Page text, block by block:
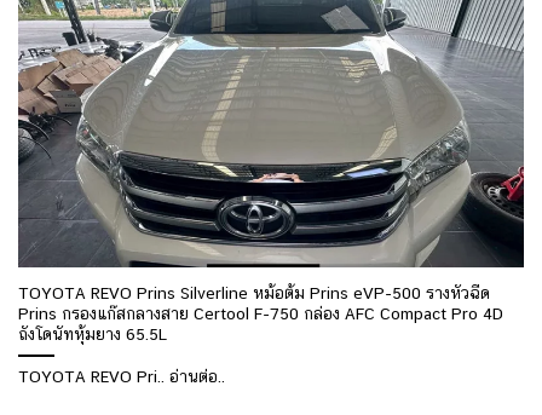
TOYOTA REVO Prins Silverline หม้อต้ม Prins eVP-500 รางหัวฉีด
Prins กรองแก๊สกลางสาย Certool F-750 กล่อง AFC Compact Pro 4D
ถังโดนัทหุ้มยาง 65.5L
TOYOTA REVO Pri.. อ่านต่อ..